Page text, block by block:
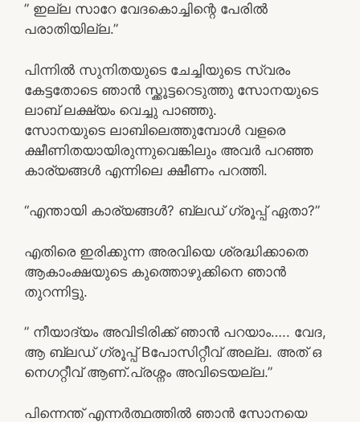
” ഇല്ല സാറേ വേദകൊച്ചിന്റെ പേരിൽ
പരാതിയില്ല.”
പിന്നിൽ സുനിതയുടെ ചേച്ചിയുടെ സ്വരം
കേട്ടതോടെ ഞാൻ സ്ക്കൂട്ടറെടുത്തു സോനയുടെ
ലാബ് ലക്ഷ്യം വെച്ചു പാഞ്ഞു.
സോനയുടെ ലാബിലെത്തുമ്പോൾ വളരെ
ക്ഷീണിതയായിരുന്നുവെങ്കിലും അവർ പറഞ്ഞ
കാര്യങ്ങൾ എന്നിലെ ക്ഷീണം പറത്തി.
“എന്തായി കാര്യങ്ങൾ? ബ്ലഡ് ഗ്രൂപ്പ് ഏതാ?”
എതിരെ ഇരിക്കുന്ന അരവിയെ ശ്രദ്ധിക്കാതെ
ആകാംക്ഷയുടെ കുത്തൊഴുക്കിനെ ഞാൻ
തുറന്നിട്ടു.
” നീയാദ്യം അവിടിരിക്ക് ഞാൻ പറയാം….. വേദ,
ആ ബ്ലഡ് ഗ്രൂപ്പ് Bപോസിറ്റീവ് അല്ല. അത് ഒ
നെഗറ്റീവ് ആണ്.പ്രശ്നം അവിടെയല്ല.”
പിന്നെന്ത് എന്നർത്ഥത്തിൽ ഞാൻ സോനയെ